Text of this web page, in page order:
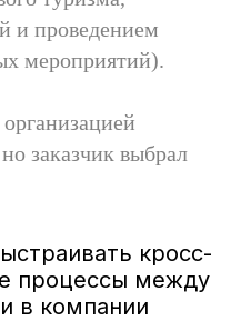
и проведением
мероприятий).
заказчик выбрал
кросс-
процессы между
в компании